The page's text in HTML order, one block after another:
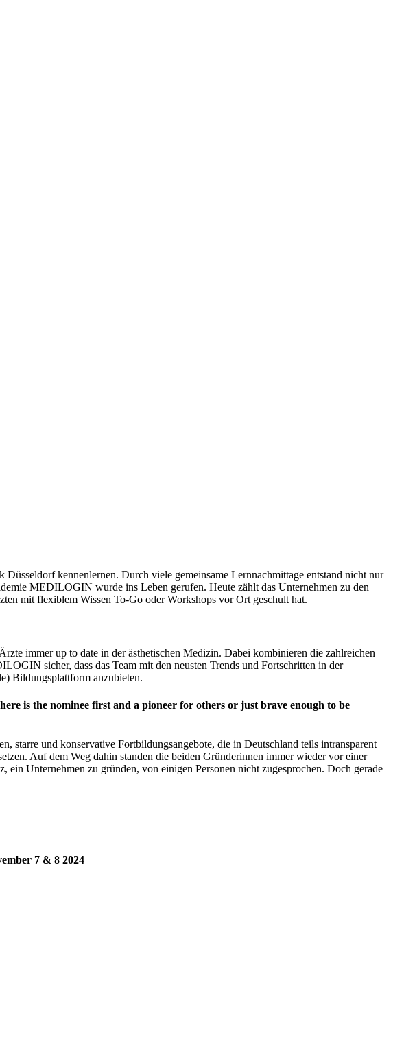
kennenlernen. Durch viele gemeinsame Lernnachmittage entstand nicht nur
MEDILOGIN wurde ins Leben gerufen. Heute zählt das Unternehmen zu den
mit flexiblem Wissen To-Go oder Workshops vor Ort geschult hat.
immer up to date in der ästhetischen Medizin. Dabei kombinieren die zahlreichen
sicher, dass das Team mit den neusten Trends und Fortschritten in der
Bildungsplattform anzubieten.
is the nominee first and a pioneer for others or just brave enough to be
und konservative Fortbildungsangebote, die in Deutschland teils intransparent
Auf dem Weg dahin standen die beiden Gründerinnen immer wieder vor einer
Unternehmen zu gründen, von einigen Personen nicht zugesprochen. Doch gerade
7 & 8 2024